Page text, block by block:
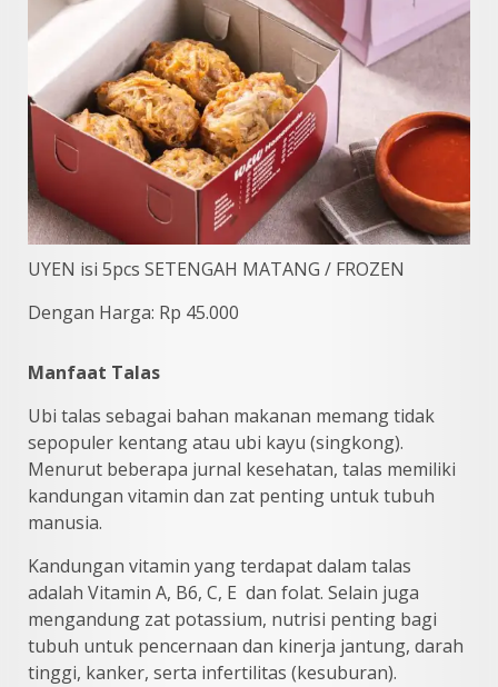
UYEN isi 5pcs SETENGAH MATANG / FROZEN
Dengan Harga: Rp 45.000
Manfaat Talas
Ubi talas sebagai bahan makanan memang tidak
sepopuler kentang atau ubi kayu (singkong).
Menurut beberapa jurnal kesehatan, talas memiliki
kandungan vitamin dan zat penting untuk tubuh
manusia.
Kandungan vitamin yang terdapat dalam talas
adalah Vitamin A, B6, C, E dan folat. Selain juga
mengandung zat potassium, nutrisi penting bagi
tubuh untuk pencernaan dan kinerja jantung, darah
tinggi, kanker, serta infertilitas (kesuburan).